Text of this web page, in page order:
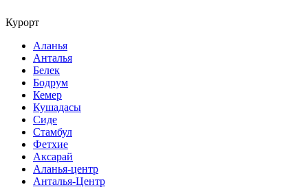
Курорт
Аланья
Анталья
Белек
Бодрум
Кемер
Кушадасы
Сиде
Стамбул
Фетхие
Аксарай
Аланья-центр
Анталья-Центр